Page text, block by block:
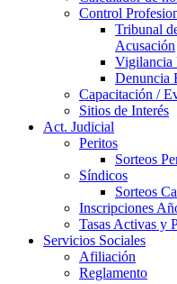
Control
Tribunal
Acusación
Vigilancia
Denuncia
Capacitación /
Sitios de Interés
Act. Judicial
Peritos
Sorteos
Síndicos
Sorteos
Inscripciones
Tasas Activas y
Servicios Sociales
Afiliación
Reglamento